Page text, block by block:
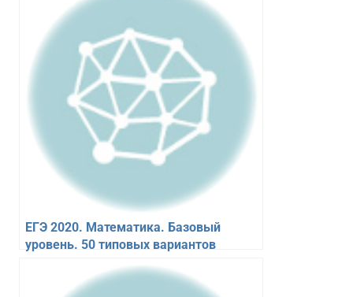
ЕГЭ 2020. Математика. Базовый
уровень. 50 типовых вариантов